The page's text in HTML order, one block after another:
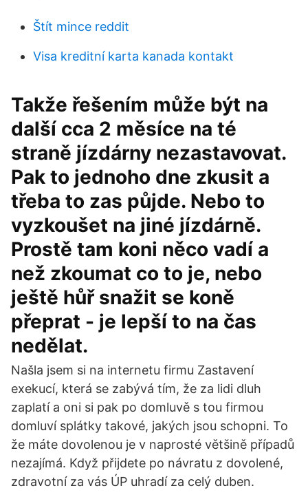
Štít mince reddit
Visa kreditní karta kanada kontakt
Takže řešením může být na
další cca 2 měsíce na té
straně jízdárny nezastavovat.
Pak to jednoho dne zkusit a
třeba to zas půjde. Nebo to
vyzkoušet na jiné jízdárně.
Prostě tam koni něco vadí a
než zkoumat co to je, nebo
ještě hůř snažit se koně
přeprat - je lepší to na čas
nedělat.
Našla jsem si na internetu firmu Zastavení
exekucí, která se zabývá tím, že za lidi dluh
zaplatí a oni si pak po domluvě s tou firmou
domluví splátky takové, jakých jsou schopni. To
že máte dovolenou je v naprosté většině případů
nezajímá. Když přijdete po návratu z dovolené,
zdravotní za vás ÚP uhradí za celý duben.